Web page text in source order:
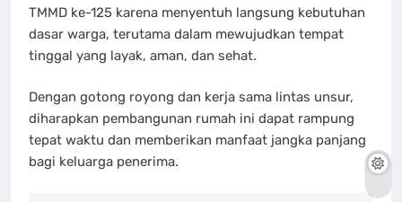
TMMD ke-125 karena menyentuh langsung kebutuhan
dasar warga, terutama dalam mewujudkan tempat
tinggal yang layak, aman, dan sehat.
Dengan gotong royong dan kerja sama lintas unsur,
diharapkan pembangunan rumah ini dapat rampung
tepat waktu dan memberikan manfaat jangka panjang
bagi keluarga penerima.